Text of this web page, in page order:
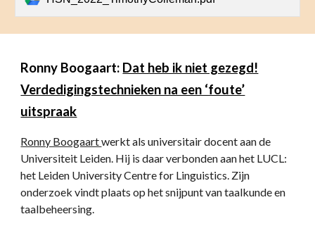
Ronny Boogaart: Dat heb ik niet gezegd!
Verdedigingstechnieken na een ‘foute’
uitspraak
Ronny Boogaartwerkt als universitair docent aan de
Universiteit Leiden. Hij is daar verbonden aan het LUCL:
het Leiden University Centre for Linguistics. Zijn
onderzoek vindt plaats op het snijpunt van taalkunde en
taalbeheersing.